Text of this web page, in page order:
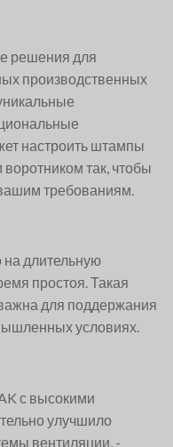
решения для
производственных
настроить штампы
так, чтобы
требованиям.
длительную
простоя. Такая
для поддержания
условиях.
с высокими
улучшило
вентиляции, -